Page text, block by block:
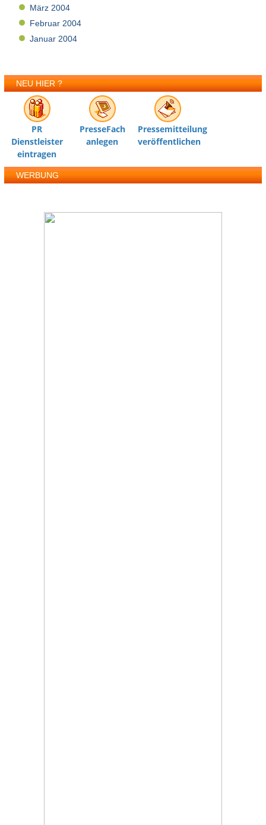
März 2004
Februar 2004
Januar 2004
NEU HIER ?
PR
Dienstleister
eintragen
PresseFach
anlegen
Pressemitteilung
veröffentlichen
WERBUNG